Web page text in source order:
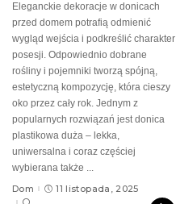
Eleganckie dekoracje w donicach
przed domem potrafią odmienić
wygląd wejścia i podkreślić charakter
posesji. Odpowiednio dobrane
rośliny i pojemniki tworzą spójną,
estetyczną kompozycję, która cieszy
oko przez cały rok. Jednym z
popularnych rozwiązań jest donica
plastikowa duża – lekka,
uniwersalna i coraz częściej
wybierana także ...
Dom
11 listopada, 2025